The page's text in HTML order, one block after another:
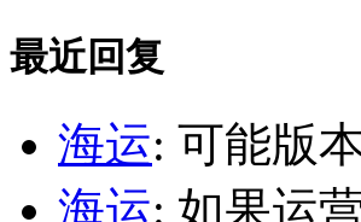
最近回复
海运: 可能版
海运: 如果运